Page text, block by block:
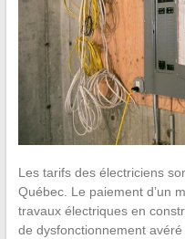
Les tarifs des électriciens
Québec. Le paiement d’un
travaux électriques en
de dysfonctionnement